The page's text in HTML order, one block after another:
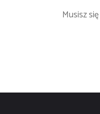
Musisz się